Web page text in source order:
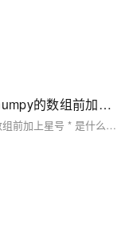
python在列表、元素、字典、集合和numpy的数组前加上星号 * 是什么含义，以及*args和**kwargs的使用
python在列表、元素、字典、集合和numpy的数组前加上星号 * 是什么含义，以及*args和**kwargs的使用